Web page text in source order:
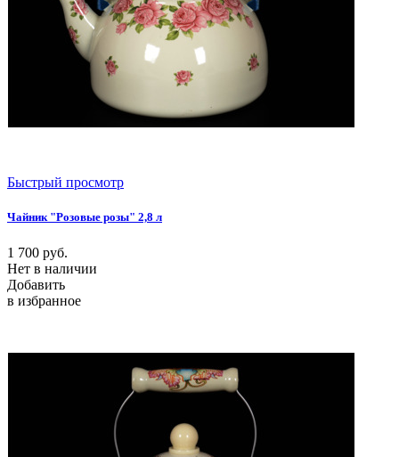
Быстрый просмотр
Чайник "Розовые розы" 2,8 л
1 700 руб.
Нет в наличии
Добавить
в избранное